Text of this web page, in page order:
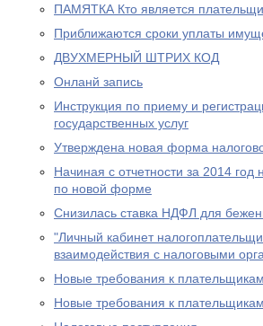
ПАМЯТКА Кто является
Приближаются сроки уплаты
ДВУХМЕРНЫЙ ШТРИХ КОД
Онланй запись
Инструкция по приему и
государственных услуг
Утверждена новая форма
Начиная с отчетности за 2014
по новой форме
Снизилась ставка НДФЛ для
"Личный кабинет
взаимодействия с налоговыми
Новые требования к
Новые требования к